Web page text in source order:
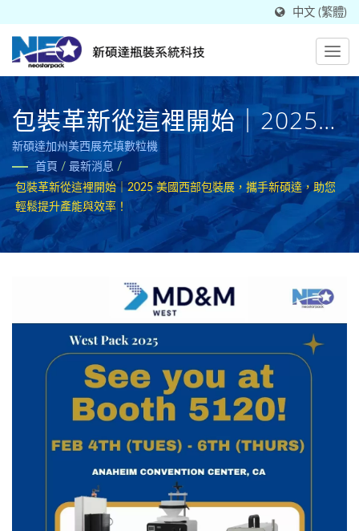
中文 (繁體)
包裝革新從這裡開始｜2025
美國西部包裝展，攜手新碩
達，助您輕鬆提升產能與效
率！
新碩達加州美西展充填數粒機
首頁 / 最新消息 /
包裝革新從這裡開始｜2025 美國西部包裝展，攜手新碩達，助您
輕鬆提升產能與效率！